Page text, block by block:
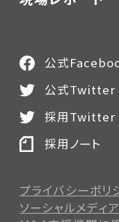
プライバシーポリ
ソーシャルメディ
公式
公式Twitter
採用Twitter
採用ノート